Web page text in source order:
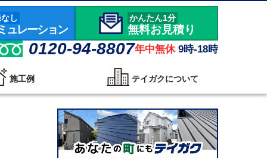
し
ュレーション
かんたん1分
無料お見積り
0120-94-8807年中無休 9時-18時
施工例 テイガクについて